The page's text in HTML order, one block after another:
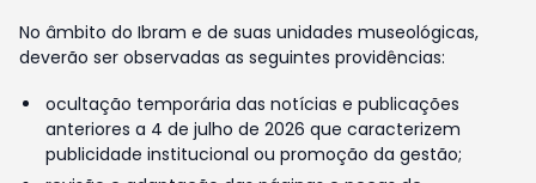
No âmbito do Ibram e de suas unidades museológicas,
deverão ser observadas as seguintes providências:
ocultação temporária das notícias e publicações
anteriores a 4 de julho de 2026 que caracterizem
publicidade institucional ou promoção da gestão;